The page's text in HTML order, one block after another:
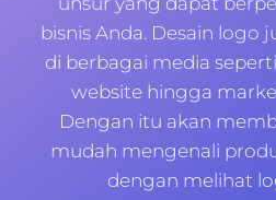
bisnis Anda. Desain logo
di berbagai media
website hingga
Dengan itu akan
mudah mengenali
dengan melihat